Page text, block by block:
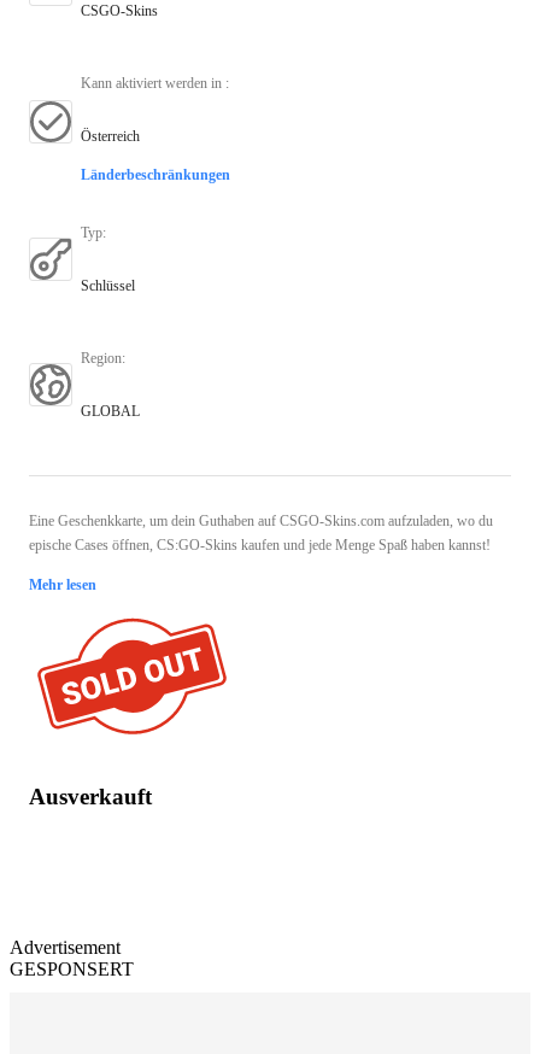
CSGO-Skins
Kann aktiviert werden in :
Österreich
Länderbeschränkungen
Typ:
Schlüssel
Region:
GLOBAL
Eine Geschenkkarte, um dein Guthaben auf CSGO-Skins.com aufzuladen, wo du
epische Cases öffnen, CS:GO-Skins kaufen und jede Menge Spaß haben kannst!
Mehr lesen
Ausverkauft
Advertisement
GESPONSERT